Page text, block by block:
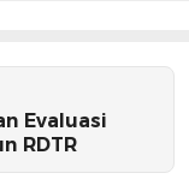
Evaluasi
RDTR